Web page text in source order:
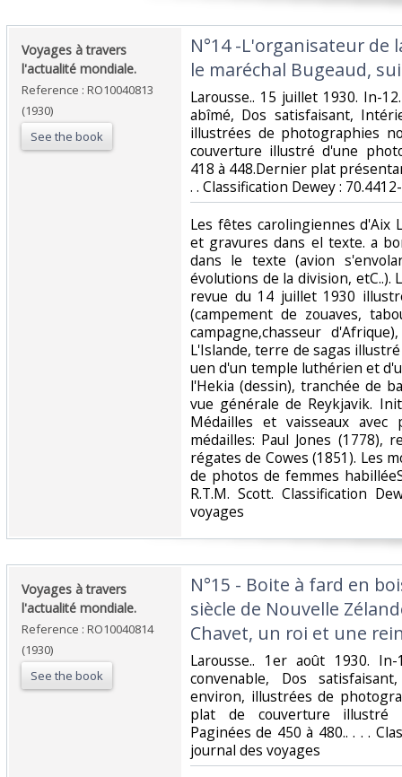
‎Voyages à travers
l'actualité mondiale.‎
Reference : RO10040813
(1930)
See the book
‎N°14 -L'organisateur de
le maréchal Bugeaud,
‎Larousse.. 15 juillet 1930. In-
abîmé, Dos satisfaisant,
illustrées de photographies
couverture illustré d'une
418 à 448.Dernier plat
. . Classification Dewey :
‎Les fêtes carolingiennes d'Aix
et gravures dans el texte. a
dans le texte (avion
évolutions de la division, etC..).
revue du 14 juillet 1930
(campement de zouaves,
campagne,chasseur
L'Islande, terre de sagas
uen d'un temple luthérien et
l'Hekia (dessin), tranchée de
vue générale de Reykjavik.
Médailles et vaisseaux
médailles: Paul Jones (1778),
régates de Cowes (1851). Les
de photos de femmes
R.T.M. Scott. Classification
voyages‎
‎Voyages à travers
l'actualité mondiale.‎
Reference : RO10040814
(1930)
See the book
‎N°15 - Boite à fard en
siècle de Nouvelle
Chavet, un roi et une
‎Larousse.. 1er août 1930.
convenable, Dos
environ, illustrées de
plat de couverture illustré
Paginées de 450 à 480.. . . .
journal des voyages‎